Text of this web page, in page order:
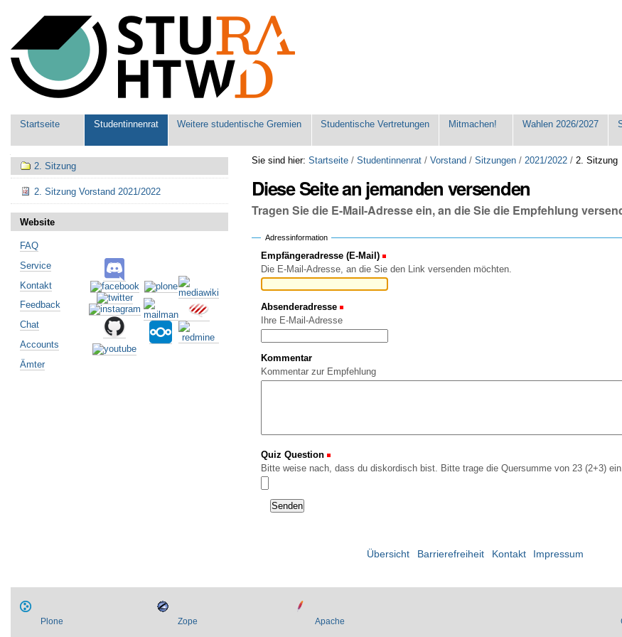
Werkzeuge
Sektionen
Startseite Studentinnenrat Weitere studentische Gremien Studentische Vertretungen Mitmachen! Wahlen 2026/2027
Sie sind hier: Startseite /Studentinnenrat /Vorstand /Sitzungen /2021/2022 /2. Sitzung
Diese Seite an jemanden versenden
Tragen Sie die E-Mail-Adresse ein, an die Sie die Empfehlung
Adressinformation
Empfängeradresse (E-Mail)
Die E-Mail-Adresse, an die Sie den Link versenden möchten.
Absenderadresse
Ihre E-Mail-Adresse
Kommentar
Kommentar zur Empfehlung
Quiz Question
Bitte weise nach, dass du diskordisch bist. Bitte trage die Quersumme von 23 (2+3) ein.
Navigation
2. Sitzung
2. Sitzung Vorstand 2021/2022
Website
FAQ
Service
Kontakt
Feedback
Chat
Accounts
Ämter
Übersicht Barrierefreiheit Kontakt Impressum
Plone Zope Apache